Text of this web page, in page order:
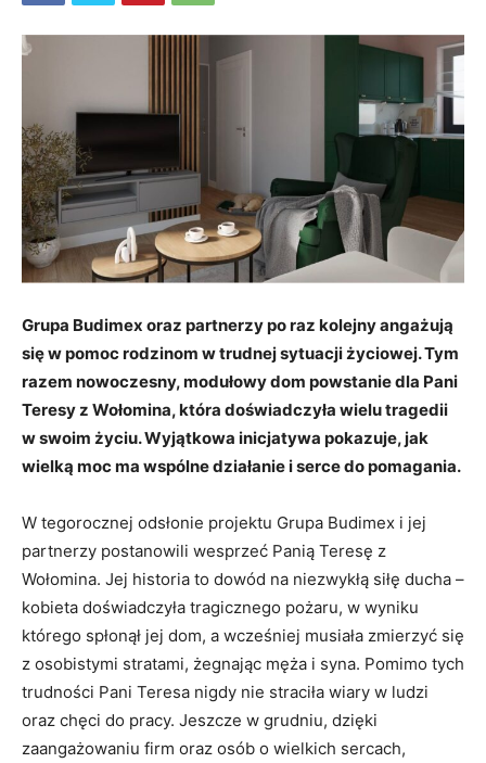
Grupa Budimex oraz partnerzy po raz kolejny angażują
się w pomoc rodzinom w trudnej sytuacji życiowej. Tym
razem nowoczesny, modułowy dom powstanie dla Pani
Teresy z Wołomina, która doświadczyła wielu tragedii
w swoim życiu. Wyjątkowa inicjatywa pokazuje, jak
wielką moc ma wspólne działanie i serce do pomagania.
W tegorocznej odsłonie projektu Grupa Budimex i jej
partnerzy postanowili wesprzeć Panią Teresę z
Wołomina. Jej historia to dowód na niezwykłą siłę ducha –
kobieta doświadczyła tragicznego pożaru, w wyniku
którego spłonął jej dom, a wcześniej musiała zmierzyć się
z osobistymi stratami, żegnając męża i syna. Pomimo tych
trudności Pani Teresa nigdy nie straciła wiary w ludzi
oraz chęci do pracy. Jeszcze w grudniu, dzięki
zaangażowaniu firm oraz osób o wielkich sercach,